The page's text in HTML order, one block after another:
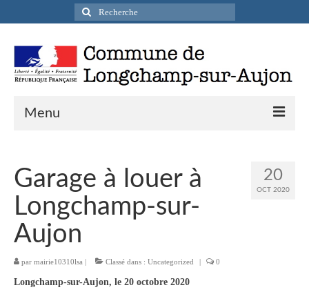
Rechercher
:
Menu
Infos pratiques
Présentation de la commune
Accueil en mairie
Longchamp-sur-Aujon en cartes postales
20
OCT 2020
Garage à louer à
Longchamp-sur-
Aujon
par mairie10310lsa Classé dans : Uncategorized 0
Longchamp-sur-Aujon, le 20 octobre 2020